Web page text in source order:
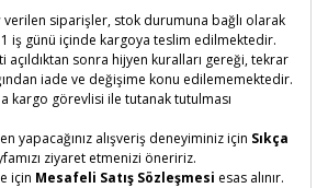
verilen siparişler, stok durumuna bağlı olarak
1 iş günü içinde kargoya teslim edilmektedir.
açıldıktan sonra hijyen kuralları gereği, tekrar
iade ve değişime konu edilememektedir.
kargo görevlisi ile tutanak tutulması
yapacağınız alışveriş deneyiminiz için Sıkça
ziyaret etmenizi öneririz.
için Mesafeli Satış Sözleşmesi esas alınır.